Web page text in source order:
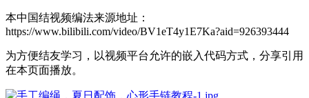
本中国结视频编法来源地址：
https://www.bilibili.com/video/BV1eT4y1E7Ka?aid=926393444
为方便结友学习，以视频平台允许的嵌入代码方式，分享引用
在本页面播放。